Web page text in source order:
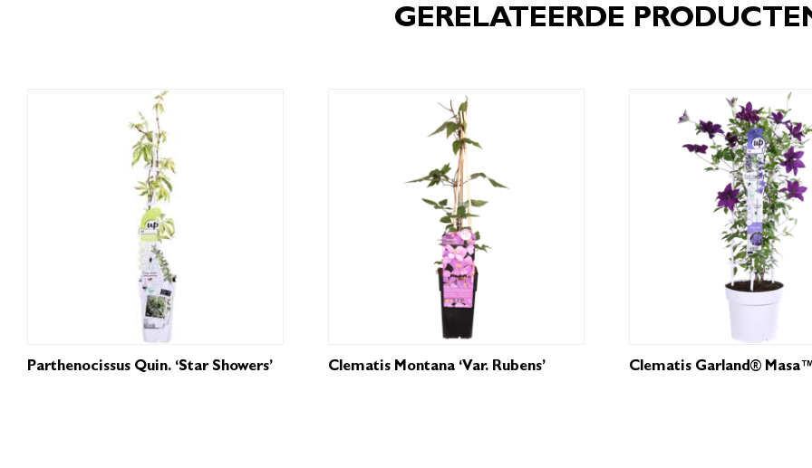
GERELATEERDE
Parthenocissus Quin. ‘Star Showers’ Clematis Montana ‘var. Rubens’ Clematis Garland®